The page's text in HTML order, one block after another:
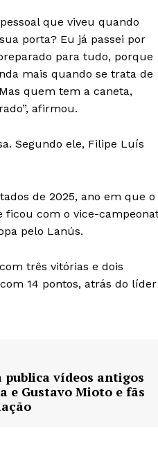
que viveu quando
porta? Eu já passei por
para tudo, porque
mais quando se trata de
quem tem a caneta,
afirmou.
Segundo ele, Filipe Luís
de 2025, ano em que o
ficou com o vice-
pelo Lanús.
três vitórias e dois
14 pontos, atrás do líder
publica vídeos antigos
e Gustavo Mioto e fãs